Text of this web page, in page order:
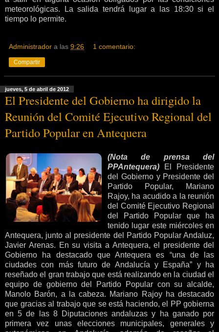
meteorológicas. La salida tendrá lugar a las 18:30 si el
tiempo lo permite.
Administrador a las 9:26 1 comentario:
Compartir
jueves, 5 de abril de 2012
El Presidente del Gobierno ha dirigido la
Reunión del Comité Ejecutivo Regional del
Partido Popular en Antequera
(Nota de prensa del
PPAntequera)
El Presidente
del Gobierno y Presidente del
Partido Popular, Mariano
Rajoy, ha acudido a la reunión
del Comité Ejecutivo Regional
del Partido Popular que ha
tenido lugar este miércoles en
Antequera, junto al presidente del Partido Popular Andaluz,
Javier Arenas. En su visita a Antequera, el presidente del
Gobierno ha destacado que Antequera es “una de las
ciudades con más futuro de Andalucía y España” y ha
reseñado el gran trabajo que está realizando en la ciudad el
equipo de gobierno del Partido Popular con su alcalde,
Manolo Barón, a la cabeza. Mariano Rajoy ha destacado
que gracias al trabajo que se está haciendo, el PP gobierna
en 5 de las 8 Diputaciones andaluzas y ha ganado por
primera vez unas elecciones municipales, generales y